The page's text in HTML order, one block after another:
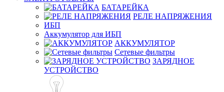
БАТАРЕЙКА
РЕЛЕ НАПРЯЖЕНИЯ
ИБП
Аккумулятор для ИБП
АККУМУЛЯТОР
Сетевые фильтры
ЗАРЯДНОЕ
УСТРОЙСТВО